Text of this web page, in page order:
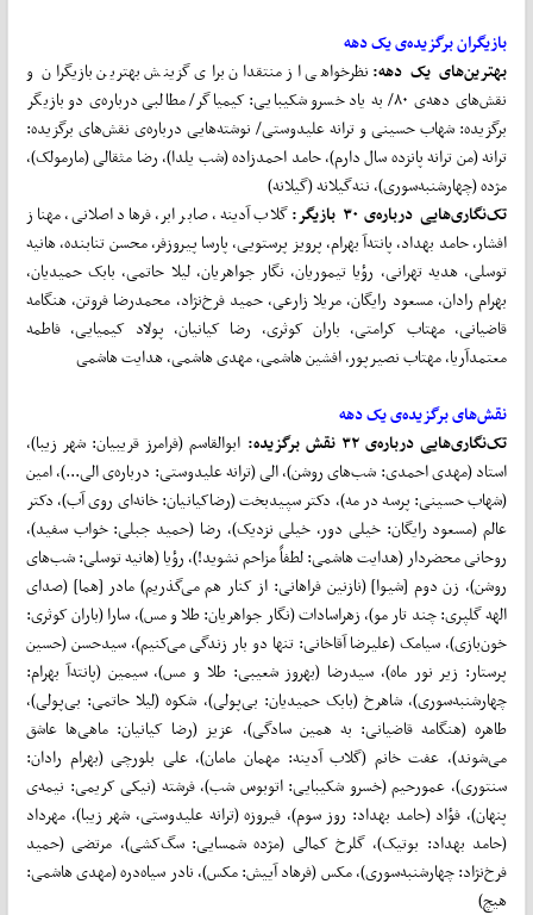
بازیگران برگزیده‌ی یک دهه
بهترین‌های یک دهه:نظرخواهی از منتقدان برای گزینش بهترین بازیگران و
نقش‌های دهه‌ی ۸۰/ به یاد خسرو شکیبایی: کیمیاگر/ مطالبی درباره‌ی دو بازیگر
برگزیده: شهاب حسینی و ترانه علیدوستی/ نوشته‌هایی درباره‌ی نقش‌های برگزیده:
ترانه (من ترانه پانزده سال دارم)، حامد احمدزاده (شب یلدا)، رضا مثقالی (مارمولک)،
مژده (چهارشنبه‌سوری)، ننه‌گیلانه (گیلانه)
تک‌نگاری‌هایی درباره‌ی ۳۰ بازیگر:
گلاب آدینه، صابر ابر، فرهاد اصلانی، مهناز
افشار، حامد بهداد، پانته‌آ بهرام، پرویز پرستویی، پارسا پیروزفر، محسن تنابنده، هانیه
توسلی، هدیه تهرانی، رؤیا تیموریان، نگار جواهریان، لیلا حاتمی، بابک حمیدیان،
بهرام رادان، مسعود رایگان، مریلا زارعی، حمید فرخ‌نژاد، محمدرضا فروتن، هنگامه
قاضیانی، مهتاب کرامتی، باران کوثری، رضا کیانیان، پولاد کیمیایی، فاطمه
معتمدآریا، مهتاب نصیرپور، افشین هاشمی، مهدی هاشمی، هدایت هاشمی
نقش‌های برگزیده‌ی یک دهه
تک‌نگاری‌هایی درباره‌ی ۳۲ نقش برگزیده:
ابوالقاسم (فرامرز قریبیان: شهر زیبا)،
استاد (مهدی احمدی: شب‌های روشن)، الی (ترانه علیدوستی: درباره‌ی الی...)، امین
(شهاب حسینی: پرسه در مه)، دکتر سپیدبخت (رضاکیانیان: خانه‌ای روی آب)، دکتر
عالم (مسعود رایگان: خیلی دور، خیلی نزدیک)، رضا (حمید جبلی: خواب سفید)،
روحانی محضردار (هدایت هاشمی: لطفاً مزاحم نشوید!)، رؤیا (هانیه توسلی: شب‌های
روشن)، زن دوم [شیوا] (نازنین فراهانی: از کنار هم می‌گذریم) مادر [هما] (صدای
الهه گلپری: چند تار مو)، زهراسادات (نگار جواهریان: طلا و مس)، سارا (باران کوثری:
خون‌بازی)، سیامک (علیرضا آقاخانی: تنها دو بار زندگی می‌کنیم)، سیدحسن (حسین
پرستار: زیر نور ماه)، سیدرضا (بهروز شعیبی: طلا و مس)، سیمین (پانته‌آ بهرام:
چهارشنبه‌سوری)، شاهرخ (بابک حمیدیان: بی‌پولی)، شکوه (لیلا حاتمی: بی‌پولی)،
طاهره (هنگامه قاضیانی: به همین سادگی)، عزیز (رضا کیانیان: ماهی‌ها عاشق
می‌شوند)، عفت‌ خانم (گلاب آدینه: مهمان مامان)، علی بلورچی (بهرام رادان:
سنتوری)، عمورحیم (خسرو شکیبایی: اتوبوس شب)، فرشته (نیکی کریمی: نیمه‌ی
پنهان)، فؤاد (حامد بهداد: روز سوم)، فیروزه (ترانه علیدوستی، شهر زیبا)، مهرداد
(حامد بهداد: بوتیک)، گلرخ کمالی (مژده شمسایی: سگ‌کشی)، مرتضی (حمید
فرخ‌نژاد: چهارشنبه‌سوری)، مکس (فرهاد آییش: مکس)، نادر سیاه‌دره (مهدی هاشمی:
هیچ)